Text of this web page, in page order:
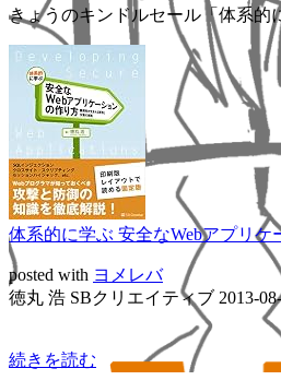
きょうのキンドルセール「体系的
体系的に学ぶ 安全なWebアプリ
posted with ヨメレバ
徳丸 浩 SBクリエイティブ 2013-
続きを読む